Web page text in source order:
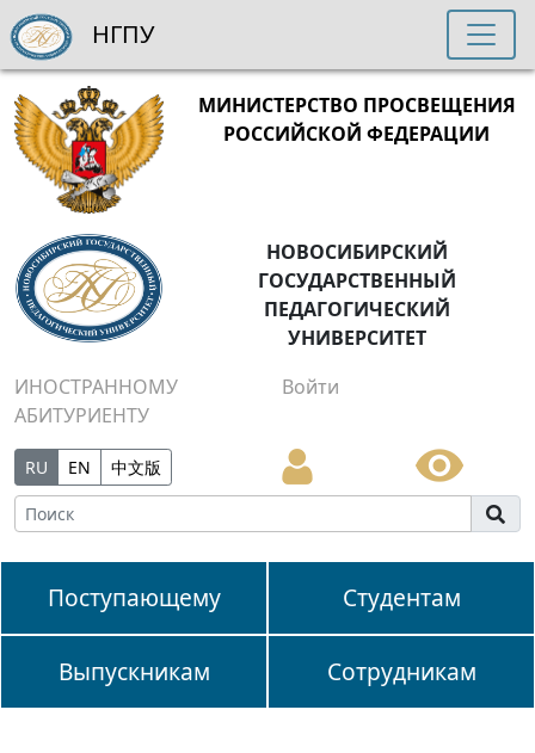
МИНИСТЕРСТВО ПРОСВЕЩЕНИЯ
РОССИЙСКОЙ ФЕДЕРАЦИИ
НОВОСИБИРСКИЙ
ГОСУДАРСТВЕННЫЙ
ПЕДАГОГИЧЕСКИЙ
УНИВЕРСИТЕТ
ИНОСТРАННОМУ
АБИТУРИЕНТУ
Войти
RU EN 中文版
Поступающему Студентам
Выпускникам Сотрудникам
НГПУ